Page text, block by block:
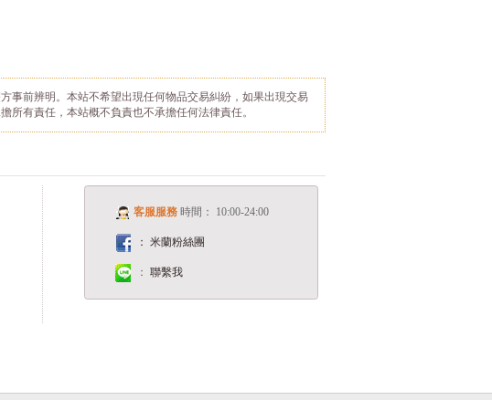
事前辨明。本站不希望出現任何物品交易糾紛，如果出現交易
所有責任，本站概不負責也不承擔任何法律責任。
客服服務時間： 10:00-24:00
： 米蘭粉絲團
： 聯繫我